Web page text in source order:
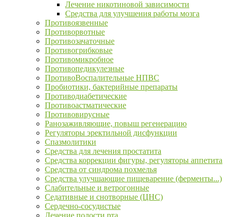
Лечение никотиновой зависимости
Средства для улучшения работы мозга
Противоязвенные
Противорвотные
Противозачаточные
Противогрибковые
Противомикробное
Противопедикулезные
ПротивоВоспалительные НПВС
Пробиотики, бактерийные препараты
Противодиабетические
Противоастматические
Противовирусные
Ранозаживляющие, повыш регенерацию
Регуляторы эректильной дисфункции
Спазмолитики
Средства для лечения простатита
Средства коррекции фигуры, регуляторы аппетита
Средства от синдрома похмелья
Средства улучшающие пищеварение (ферменты...)
Слабительные и ветрогонные
Седативные и снотворные (ЦНС)
Сердечно-сосудистые